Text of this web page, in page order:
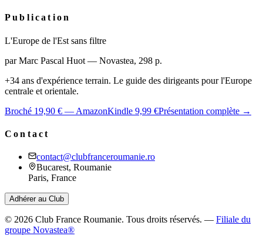
Publication
L'Europe de l'Est sans filtre
par Marc Pascal Huot — Novastea, 298 p.
+34 ans d'expérience terrain. Le guide des dirigeants pour l'Europe
centrale et orientale.
Broché 19,90 € — AmazonKindle 9,99 €Présentation complète →
Contact
contact@clubfranceroumanie.ro
Bucarest, Roumanie
Paris, France
Adhérer au Club
© 2026 Club France Roumanie. Tous droits réservés. — Filiale du
groupe Novastea®